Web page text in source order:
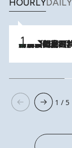
HOURLYDAILY
2026.8.8
「最後に見られてよかった」上野動物園の東園パンダ舎が解体前に特別公開。8月16日まで延長されたパネル展と共に辿る“半世紀”のパンダ飼育《解体工事の図面あり》
1 / 5